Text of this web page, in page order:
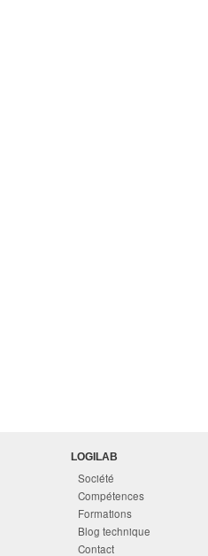
LOGILAB
Société
Compétences
Formations
Blog technique
Contact